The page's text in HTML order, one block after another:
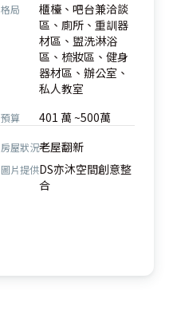
格局
櫃檯、吧台兼洽談
區、廁所、重訓器
材區、盥洗淋浴
區、梳妝區、健身
器材區、辦公室、
私人教室
預算 401 萬 ~500萬
房屋狀況老屋翻新
圖片提供DS亦沐空間創意整
合